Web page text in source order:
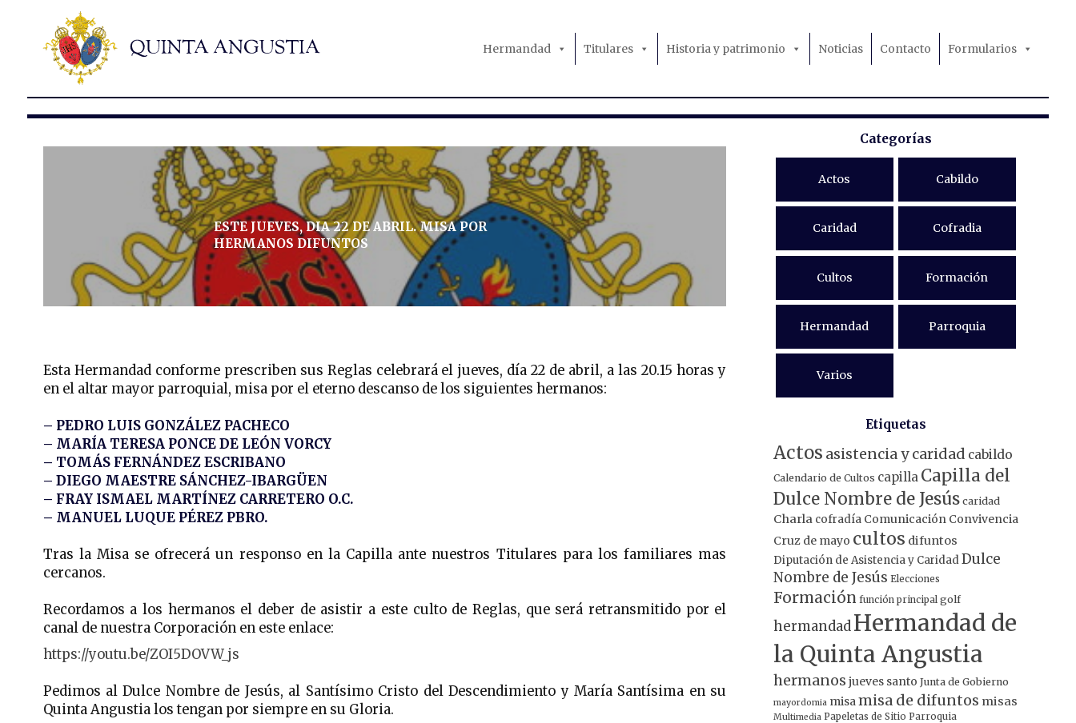
Hermandad Titulares Historia y patrimonio Noticias Contacto Formularios
ESTE JUEVES, DIA 22 DE ABRIL. MISA POR
HERMANOS DIFUNTOS
Esta Hermandad conforme prescriben sus Reglas celebrará el jueves, día 22 de abril, a las 20.15 horas y
en el altar mayor parroquial, misa por el eterno descanso de los siguientes hermanos:
– PEDRO LUIS GONZÁLEZ PACHECO
– MARÍA TERESA PONCE DE LEÓN VORCY
– TOMÁS FERNÁNDEZ ESCRIBANO
– DIEGO MAESTRE SÁNCHEZ-IBARGÜEN
– FRAY ISMAEL MARTÍNEZ CARRETERO O.C.
– MANUEL LUQUE PÉREZ PBRO.
Tras la Misa se ofrecerá un responso en la Capilla ante nuestros Titulares para los familiares mas
cercanos.
Recordamos a los hermanos el deber de asistir a este culto de Reglas, que será retransmitido por el
canal de nuestra Corporación en este enlace:
https://youtu.be/ZOI5DOVW_js
Pedimos al Dulce Nombre de Jesús, al Santísimo Cristo del Descendimiento y María Santísima en su
Quinta Angustia los tengan por siempre en su Gloria.
Categorías
Actos Cabildo
Caridad Cofradia
Cultos Formación
Hermandad Parroquia
Varios
Etiquetas
Actos asistencia y caridad cabildo
Calendario de Cultos capilla Capilla del
Dulce Nombre de Jesús caridad
Charla cofradía Comunicación Convivencia
Cruz de mayo cultos difuntos
Diputación de Asistencia y CaridadDulce
Nombre de Jesús Elecciones
Formación función principal golf
hermandad Hermandad de
la Quinta Angustia
hermanos jueves santo Junta de Gobierno
mayordomia misamisa de difuntos misas
Multimedia Papeletas de Sitio Parroquia